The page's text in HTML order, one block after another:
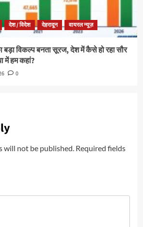
देश / विदेश देहरादून वायरल न्यूज़
विकल्प बनता सूरज, देश में कैसे हो रहा सौर
में हम कहां?
0
will not be published. Required fields